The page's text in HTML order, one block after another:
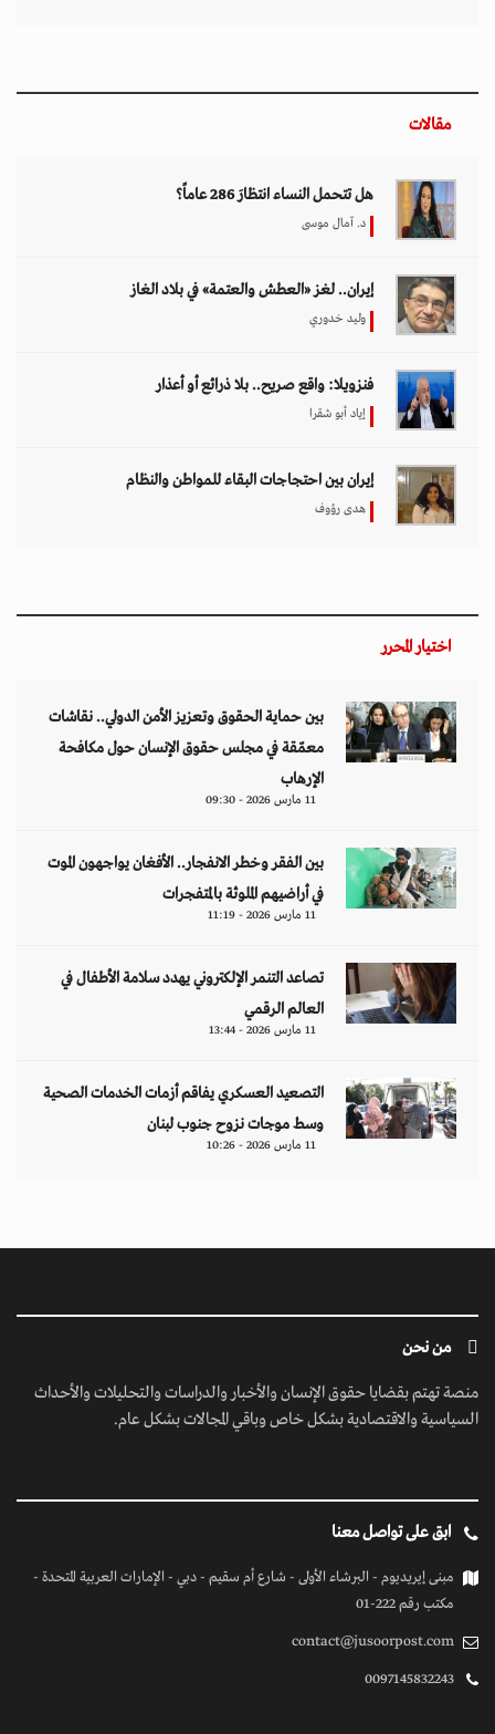
مقالات
هل تتحمل النساء انتظارَ 286 عاماً؟
د. آمال موسى
إيران.. لغز «العطش والعتمة» في بلاد الغاز
وليد خدوري
فنزويلا: واقع صريح.. بلا ذرائع أو أعذار
إياد أبو شقرا
إيران بين احتجاجات البقاء للمواطن والنظام
هدى رؤوف
اختيار المحرر
بين حماية الحقوق وتعزيز الأمن الدولي.. نقاشات
معمّقة في مجلس حقوق الإنسان حول مكافحة
الإرهاب
11 مارس 2026 - 09:30
بين الفقر وخطر الانفجار.. الأفغان يواجهون الموت
في أراضيهم الملوثة بالمتفجرات
11 مارس 2026 - 11:19
تصاعد التنمر الإلكتروني يهدد سلامة الأطفال في
العالم الرقمي
11 مارس 2026 - 13:44
التصعيد العسكري يفاقم أزمات الخدمات الصحية
وسط موجات نزوح جنوب لبنان
11 مارس 2026 - 10:26
من نحن
منصة تهتم بقضايا حقوق الإنسان والأخبار والدراسات والتحليلات والأحداث
السياسية والاقتصادية بشكل خاص وباقي المجالات بشكل عام.
ابق على تواصل معنا
مبنى إيريديوم - البرشاء الأولى - شارع أم سقيم - دبي - الإمارات العربية المتحدة -
مكتب رقم 222-01
contact@jusoorpost.com
0097145832243